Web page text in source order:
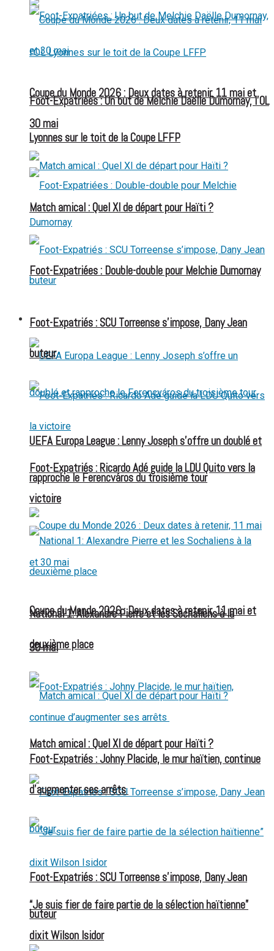
Foot-Expatriées : Un but de Melchie Daëlle Dumornay, l’OL
Lyonnes sur le toit de la Coupe LFFP
Foot-Expatriées : Double-double pour Melchie Dumornay
FOOT EXPATRIÉS
UEFA Europa League : Lenny Joseph s’offre un doublé et
rapproche le Ferencváros du troisième tour
Coupe du Monde 2026 : Deux dates à retenir, 11 mai et
30 mai
Match amical : Quel XI de départ pour Haïti ?
Foot-Expatriés : SCU Torreense s’impose, Dany Jean
buteur
Coupe du Monde 2026 : Deux dates à retenir, 11 mai et
30 mai
Match amical : Quel XI de départ pour Haïti ?
Foot-Expatriés : SCU Torreense s’impose, Dany Jean
buteur
Foot-Expatriés : Ricardo Adé guide la LDU Quito vers la
victoire
National 1: Alexandre Pierre et les Sochaliens à la
deuxième place
Foot-Expatriés : Johny Placide, le mur haïtien, continue
d’augmenter ses arrêts
“Je suis fier de faire partie de la sélection haïtienne”
dixit Wilson Isidor